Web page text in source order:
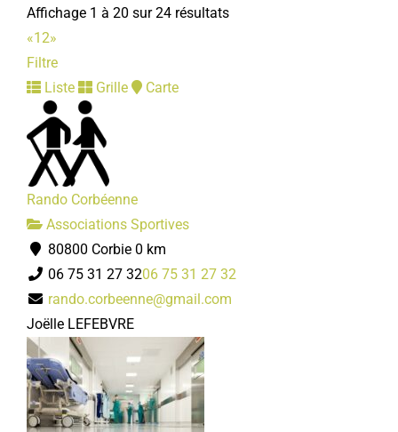
Associations Diverses
80800 Corbie
03 22 48 42 83
Brigitte DANEZ
Amicale des agents hospitaliers
Associations Diverses
80800 Corbie
03 22 96 40 1103 22 96 40 11
amicale@ch-corbie.fr
Latitia ALLEN
Affichage 1 à 20 sur 24 résultats
«12»
Filtre
Liste
Grille Carte
Rando Corbéenne
Associations Sportives
80800 Corbie 0 km
06 75 31 27 3206 75 31 27 32
rando.corbeenne@gmail.com
Joëlle LEFEBVRE